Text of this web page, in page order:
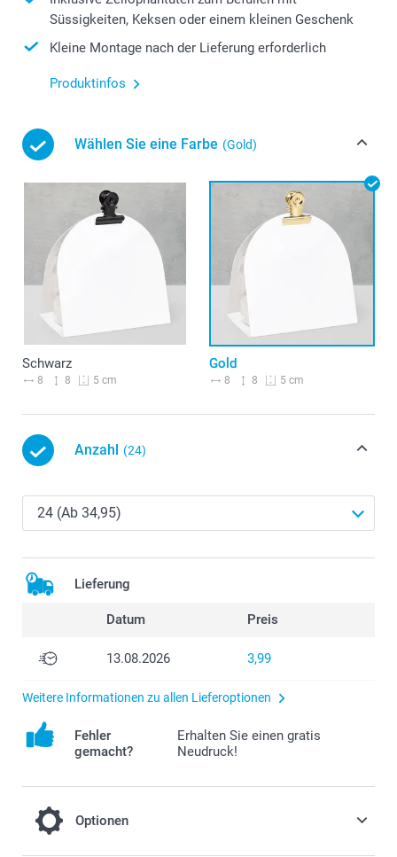
Süssigkeiten, Keksen oder einem kleinen Geschenk
Kleine Montage nach der Lieferung erforderlich
Produktinfos
Wählen Sie eine Farbe (Gold)
Schwarz
8 8 5 cm
Gold
8 8 5 cm
Anzahl (24)
Lieferung
Datum Preis
13.08.2026 3,99
Weitere Informationen zu allen Lieferoptionen
Fehler
gemacht?
Erhalten Sie einen gratis
Neudruck!
Optionen